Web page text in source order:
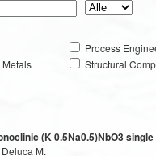
Process
Structural
(K 0.5Na0.5)NbO3
M.